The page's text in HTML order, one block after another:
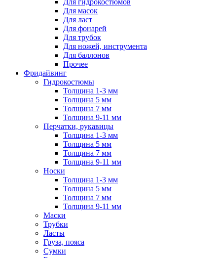
Для гидрокостюмов
Для масок
Для ласт
Для фонарей
Для трубок
Для ножей, инструмента
Для баллонов
Прочее
Фридайвинг
Гидрокостюмы
Толщина 1-3 мм
Толщина 5 мм
Толщина 7 мм
Толщина 9-11 мм
Перчатки, рукавицы
Толщина 1-3 мм
Толщина 5 мм
Толщина 7 мм
Толщина 9-11 мм
Носки
Толщина 1-3 мм
Толщина 5 мм
Толщина 7 мм
Толщина 9-11 мм
Маски
Трубки
Ласты
Груза, пояса
Сумки